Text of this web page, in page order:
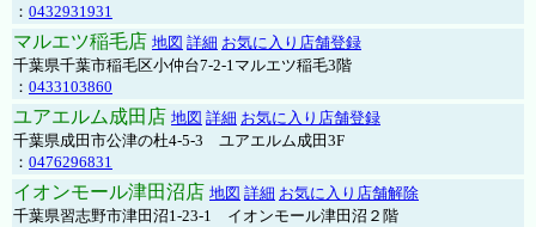
： 0432931931
マルエツ稲毛店 地図 詳細 お気に入り店舗登録
千葉県千葉市稲毛区小仲台7-2-1マルエツ稲毛3階
： 0433103860
ユアエルム成田店 地図 詳細 お気に入り店舗登録
千葉県成田市公津の杜4-5-3 ユアエルム成田3F
： 0476296831
イオンモール津田沼店 地図 詳細 お気に入り店舗解除
千葉県習志野市津田沼1-23-1 イオンモール津田沼２階